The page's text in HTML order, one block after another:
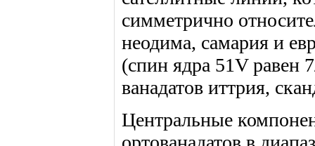
симметрично
неодима, самария и
(спин ядра 51V равен
ванадатов иттрия,
Центральные